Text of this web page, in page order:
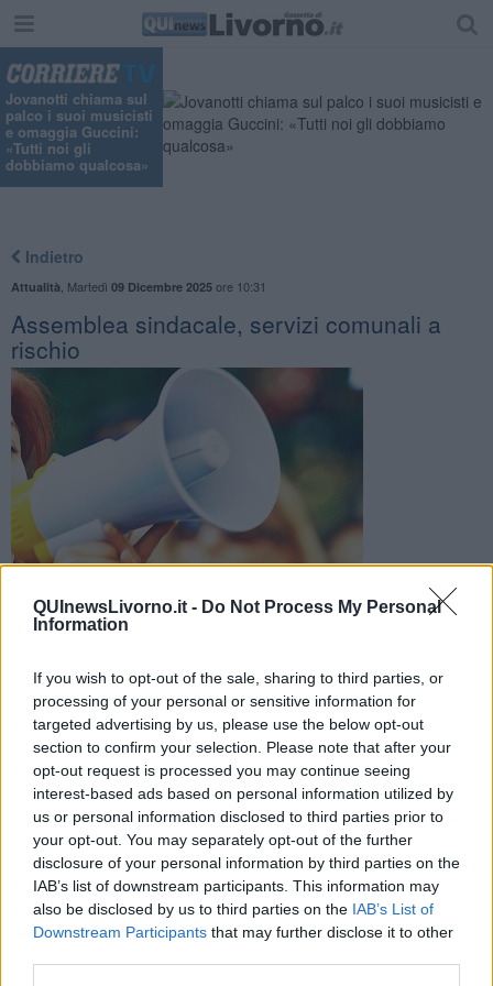
QUInewsLivorno.it - Do Not Process My Personal
Information
If you wish to opt-out of the sale, sharing to third parties, or
processing of your personal or sensitive information for
targeted advertising by us, please use the below opt-out
section to confirm your selection. Please note that after your
opt-out request is processed you may continue seeing
interest-based ads based on personal information utilized by
us or personal information disclosed to third parties prior to
your opt-out. You may separately opt-out of the further
disclosure of your personal information by third parties on the
IAB’s list of downstream participants. This information may
also be disclosed by us to third parties on the IAB’s List of
Downstream Participants that may further disclose it to other
Jovanotti chiama sul
palco i suoi musicisti
e omaggia Guccini:
«Tutti noi gli
dobbiamo qualcosa»
Indietro
Attualità Martedì 09 Dicembre 2025ore 10:31
Assemblea sindacale, servizi comunali a
rischio
I bambini che frequentano le scuole comunali entreranno alle
10. L'avviso del Comune di Livorno
LIVORNO —La RSU del Comune di Livorno ha convocato per
domani, mercoledì 10 dicembre, un’assemblea sindacale del
personale comunale.
L’assemblea si terrà dalle ore 8 alle ore 11 nella sala sindacale del
Palazzo Comunale.
In concomitanza con l’assemblea non sarà garantita la regolare
erogazione dei servizi comunali, tranne quelli minimi essenziali.